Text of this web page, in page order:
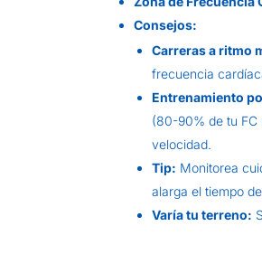
Consejos:
Carreras a ritmo
frecuencia
Entrenamiento
(80-90% de tu FC
velocidad.
Tip: Monitorea
alarga el tiempo
Varía tu terreno: